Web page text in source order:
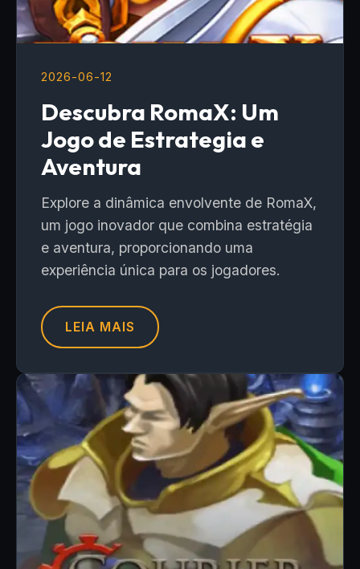
2026-06-12
Descubra RomaX: Um
Jogo de Estrategia e
Aventura
Explore a dinâmica envolvente de RomaX,
um jogo inovador que combina estratégia
e aventura, proporcionando uma
experiência única para os jogadores.
LEIA MAIS